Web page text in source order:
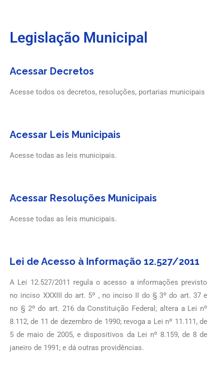
Legislação Municipal
Acessar Decretos
Acesse todos os decretos, resoluções, portarias municipais
Acessar Leis Municipais
Acesse todas as leis municipais.
Acessar Resoluções Municipais
Acesse todas as leis municipais.
Lei de Acesso à Informação 12.527/2011
A Lei 12.527/2011 regula o acesso a informações previsto
no inciso XXXIII do art. 5º , no inciso II do § 3º do art. 37 e
no § 2º do art. 216 da Constituição Federal; altera a Lei nº
8.112, de 11 de dezembro de 1990; revoga a Lei nº 11.111, de
5 de maio de 2005, e dispositivos da Lei nº 8.159, de 8 de
janeiro de 1991; e dá outras providências.